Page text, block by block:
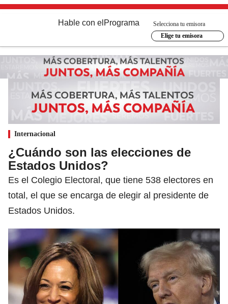
Hable con el Programa
Selecciona tu emisora
Elige tu emisora
Internacional
¿Cuándo son las elecciones de
Estados Unidos?
Es el Colegio Electoral, que tiene 538 electores en
total, el que se encarga de elegir al presidente de
Estados Unidos.